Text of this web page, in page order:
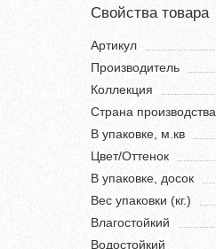
Свойства товара
Артикул
Производитель
Коллекция
Страна производства
В упаковке, м.кв
Цвет/Оттенок
В упаковке, досок
Вес упаковки (кг.)
Влагостойкий
Водостойкий